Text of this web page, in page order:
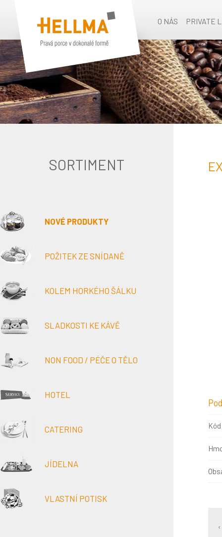
O NÁS PRIVATE
SORTIMENT
NOVÉ PRODUKTY
POŽITEK ZE SNÍDANĚ
KOLEM HORKÉHO ŠÁLKU
SLADKOSTI KE KÁVĚ
NON FOOD / PÉČE O TĚLO
HOTEL
CATERING
JÍDELNA
VLASTNÍ POTISK